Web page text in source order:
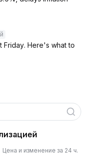
Friday. Here's what to
Цена и изменение за 24 ч.